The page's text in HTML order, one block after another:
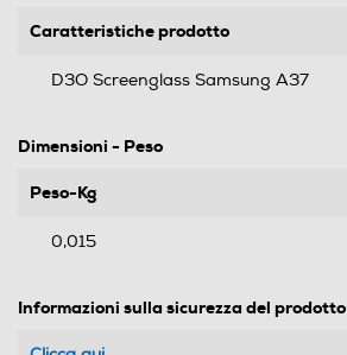
Caratteristiche prodotto
D3O Screenglass Samsung A37
Dimensioni - Peso
Peso-Kg
0,015
Informazioni sulla sicurezza del prodotto